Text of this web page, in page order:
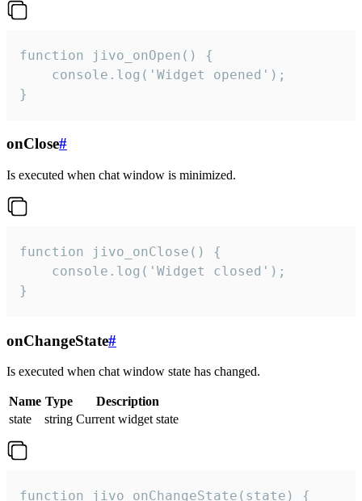
function jivo_onOpen() {
    console.log('Widget opened');
}
onClose#
Is executed when chat window is minimized.
function jivo_onClose() {
    console.log('Widget closed');
}
onChangeState#
Is executed when chat window state has changed.
Name Type
Description
state
string Current widget state
function jivo_onChangeState(state) {